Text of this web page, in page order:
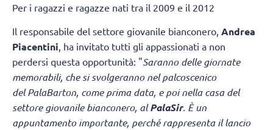
Per i ragazzi e ragazze nati tra il 2009 e il 2012
Il responsabile del settore giovanile bianconero, Andrea
Piacentini , ha invitato tutti gli appassionati a non
perdersi questa opportunità: "Saranno delle giornate
memorabili, che si svolgeranno nel palcoscenico
del PalaBarton, come prima data, e poi nella casa del
settore giovanile bianconero, alPalaSir. È un
appuntamento importante, perché rappresenta il lancio